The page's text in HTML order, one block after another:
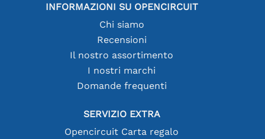
INFORMAZIONI SU OPENCIRCUIT
Chi siamo
Recensioni
Il nostro assortimento
I nostri marchi
Domande frequenti
SERVIZIO EXTRA
Opencircuit Carta regalo